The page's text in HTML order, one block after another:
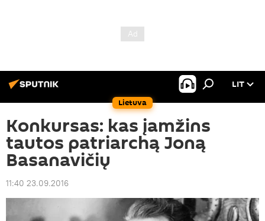
Lietuva
LIT
Konkursas: kas įamžins
tautos patriarchą Joną
Basanavičių
11:40 23.09.2016